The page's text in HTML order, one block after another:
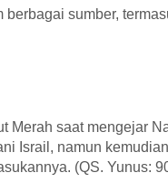
sumber,
Merah saat mengejar
Israil, namun
(QS. Yunus: